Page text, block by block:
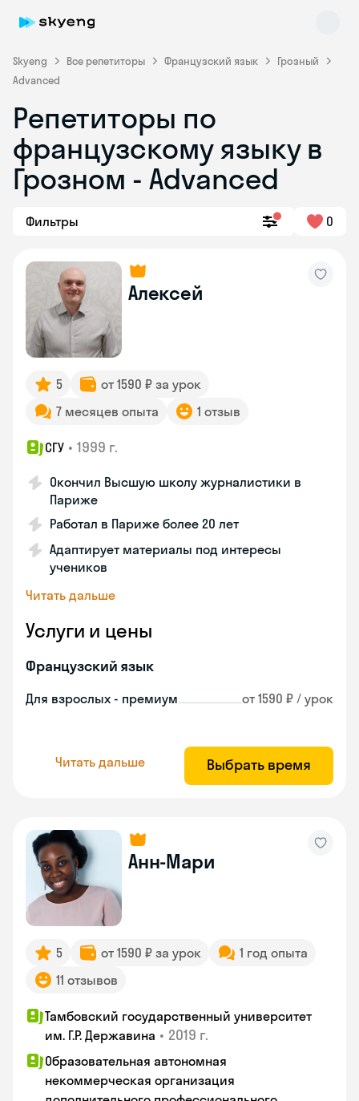
Skyeng Все репетиторы Французский язык
Грозный
Advanced
Репетиторы по
французскому языку в
Грозном - Advanced
Фильтры 0
Алексей
5
от 1590 ₽ за урок
7 месяцев опыта
1 отзыв
СГУ • 1999 г.
Окончил Высшую школу журналистики в
Париже
Работал в Париже более 20 лет
Адаптирует материалы под интересы
учеников
Читать дальше
Услуги и цены
Французский язык
Для взрослых - премиум от 1590 ₽ / урок
Читать дальше Выбрать время
Анн-Мари
5 от 1590 ₽ за урок
1 год опыта
11 отзывов
Тамбовский государственный университет
им. Г.Р. Державина • 2019 г.
Образовательная автономная
некоммерческая организация